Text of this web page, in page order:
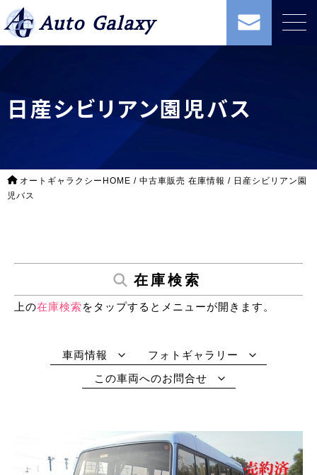
Auto Galaxy
日産シビリアン園児バス
オートギャラクシーHOME / 中古車販売 在庫情報 / 日産シビリアン園
児バス
在庫検索
上の在庫検索をタップするとメニューが開きます。
車両情報
フォトギャラリー
この車両へのお問合せ